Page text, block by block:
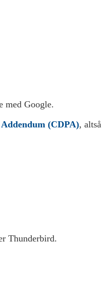
med Google.
(CDPA), altså
Thunderbird.